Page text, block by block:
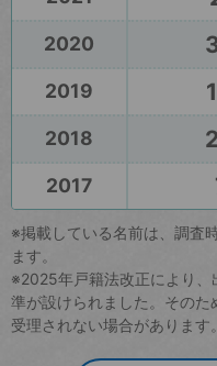
2020
2019
2018
2017
※掲載している名前は、調査
ます。
※2025年戸籍法改正により、
準が設けられました。その
受理されない場合があります。